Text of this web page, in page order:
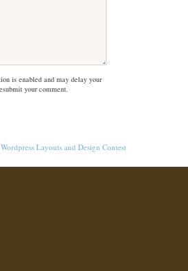
is enabled and may delay your
your comment.
Wordpress Layouts and Design Contest